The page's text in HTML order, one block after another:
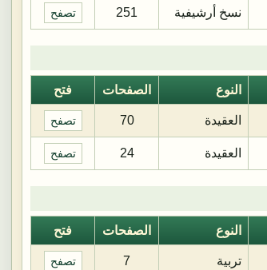
نسخ أرشيفية 251 تصفح
النوع الصفحات فتح
العقيدة 70 تصفح
العقيدة 24 تصفح
النوع الصفحات فتح
تربية 7 تصفح